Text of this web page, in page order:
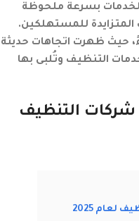
بسرعة ملحوظة
المتزايدة للمستهلكين.
حيث ظهرت اتجاهات حديثة
التنظيف وتُلبى بها
شركات التنظيف
2025